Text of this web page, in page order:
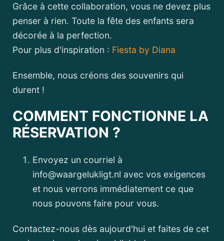
Grâce à cette collaboration, vous ne devez plus
penser à rien. Toute la fête des enfants sera
décorée à la perfection.
Pour plus d'inspiration : Fiesta by Diana
Ensemble, nous créons des souvenirs qui
durent !
COMMENT FONCTIONNE LA
RÉSERVATION ?
Envoyez un courriel à
info@waargelukligt.nl avec vos exigences
et nous verrons immédiatement ce que
nous pouvons faire pour vous.
Contactez-nous dès aujourd'hui et faites de cet